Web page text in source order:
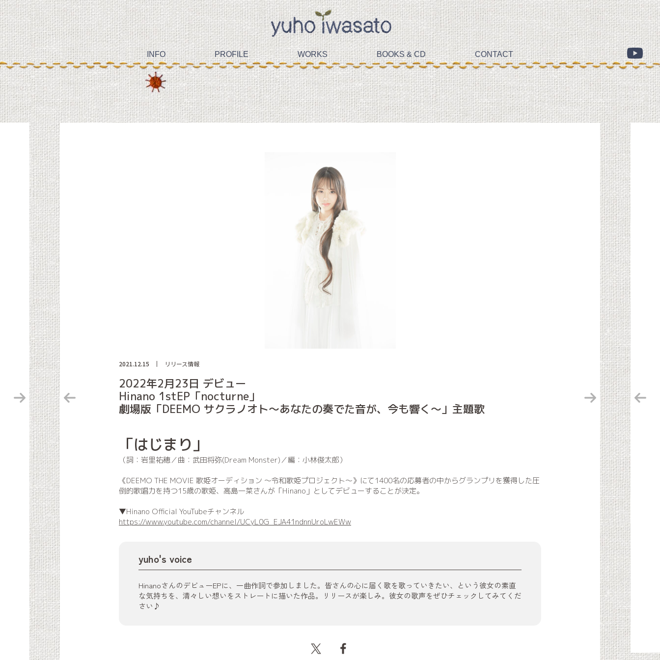
INFO PROFILE WORKS BOOKS & CD CONTACT
2021.12.15 リリース情報
2022年2月23日 デビュー
Hinano 1stEP「nocturne」
劇場版「DEEMO サクラノオト〜あなたの奏でた音が、今も響く〜」主題歌
「はじまり」
（詞：岩里祐穂／曲：武田将弥(Dream Monster)／編：小林俊太郎）
《DEEMO THE MOVIE 歌姫オーディション 〜令和歌姫プロジェクト〜》にて1400名の応募者の中からグランプリを獲得した圧
倒的歌唱力を持つ15歳の歌姫、高島一菜さんが「Hinano」としてデビューすることが決定。
▼Hinano Official YouTubeチャンネル
https://www.youtube.com/channel/UCyL0G_EJA41ndnnUroLwEWw
yuho's voice
HinanoさんのデビューEPに、一曲作詞で参加しました。皆さんの心に届く歌を歌っていきたい、という彼女の素直
な気持ちを、清々しい想いをストレートに描いた作品。リリースが楽しみ。彼女の歌声をぜひチェックしてみてくだ
さい♪